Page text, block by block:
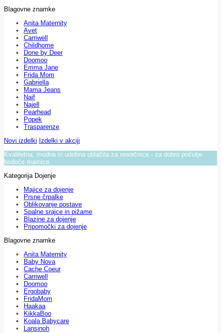
Blagovne znamke
Anita Maternity
Avet
Carriwell
Childhome
Done by Deer
Doomoo
Emma Jane
Frida Mom
Gabriella
Mama Jeans
Naif
Najell
Pearhead
Popek
Trasparenze
Novi izdelki Izdelki v akciji
Kvalitetna, modna in udobna oblačila za nosečnice - za dobro počutje
bodoče mamice.
Kategorija Dojenje
Majice za dojenje
Prsne črpalke
Oblikovanje postave
Spalne srajce in pižame
Blazine za dojenje
Pripomočki za dojenje
Blagovne znamke
Anita Maternity
Baby Nova
Cache Coeur
Carriwell
Doomoo
Ergobaby
FridaMom
Haakaa
KikkaBoo
Koala Babycare
Lansinoh